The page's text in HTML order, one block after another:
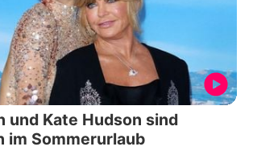
und Kate Hudson sind
im Sommerurlaub